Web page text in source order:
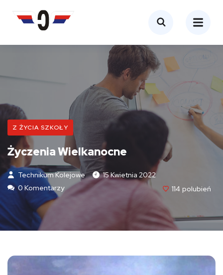
Z ŻYCIA SZKOŁY
Życzenia Wielkanocne
Technikum Kolejowe
15 Kwietnia 2022
0 Komentarzy
114 Polubień